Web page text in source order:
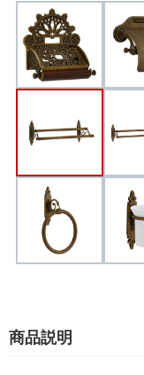
商品説明